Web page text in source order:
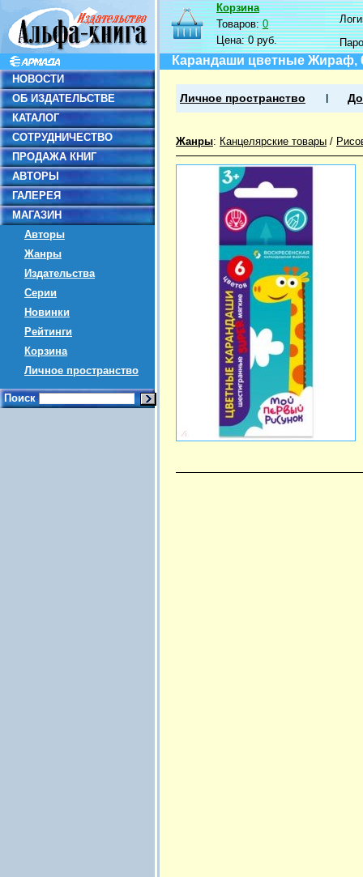
НОВОСТИ
ОБ ИЗДАТЕЛЬСТВЕ
КАТАЛОГ
СОТРУДНИЧЕСТВО
ПРОДАЖА КНИГ
АВТОРЫ
ГАЛЕРЕЯ
МАГАЗИН
Авторы
Жанры
Издательства
Серии
Новинки
Рейтинги
Корзина
Личное пространство
Поиск
Корзина
Товаров:0
Цена:0 руб.
Карандаши цветные Жираф,
Личное пространство
Жанры: Канцелярские товары /